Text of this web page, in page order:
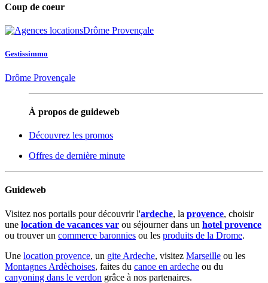
Coup de coeur
Gestissimmo
Drôme Provençale
À propos de guideweb
Découvrez les promos
Offres de dernière minute
Guideweb
Visitez nos portails pour découvrir l'ardeche, la provence, choisir
une location de vacances var ou séjourner dans un hotel provence
ou trouver un commerce baronnies ou les produits de la Drome.
Une location provence, un gite Ardeche, visitez Marseille ou les
Montagnes Ardèchoises, faites du canoe en ardeche ou du
canyoning dans le verdon grâce à nos partenaires.